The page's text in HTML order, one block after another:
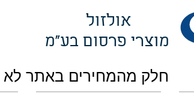
אולזול
מוצרי פרסום בע"מ